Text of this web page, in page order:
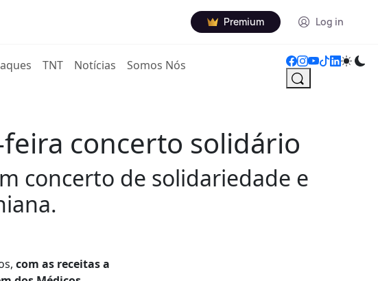
Premium Log in
TNT Notícias Somos Nós
concerto solidário
concerto de solidariedade e
com as receitas a